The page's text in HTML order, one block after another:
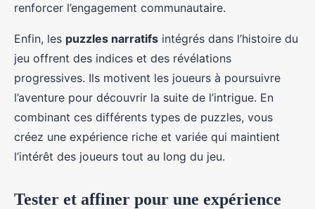
renforcer l’engagement communautaire.
Enfin, les puzzles narratifs intégrés dans l’histoire du
jeu offrent des indices et des révélations
progressives. Ils motivent les joueurs à poursuivre
l’aventure pour découvrir la suite de l’intrigue. En
combinant ces différents types de puzzles, vous
créez une expérience riche et variée qui maintient
l’intérêt des joueurs tout au long du jeu.
Tester et affiner pour une expérience